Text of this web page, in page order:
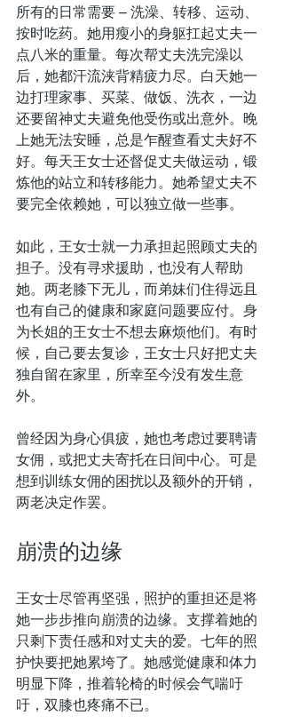
所有的日常需要 – 洗澡、转移、运动、
按时吃药。她用瘦小的身躯扛起丈夫一
点八米的重量。每次帮丈夫洗完澡以
后，她都汗流浃背精疲力尽。白天她一
边打理家事、买菜、做饭、洗衣，一边
还要留神丈夫避免他受伤或出意外。晚
上她无法安睡，总是乍醒查看丈夫好不
好。每天王女士还督促丈夫做运动，锻
炼他的站立和转移能力。她希望丈夫不
要完全依赖她，可以独立做一些事。
如此，王女士就一力承担起照顾丈夫的
担子。没有寻求援助，也没有人帮助
她。两老膝下无儿，而弟妹们住得远且
也有自己的健康和家庭问题要应付。身
为长姐的王女士不想去麻烦他们。有时
候，自己要去复诊，王女士只好把丈夫
独自留在家里，所幸至今没有发生意
外。
曾经因为身心俱疲，她也考虑过要聘请
女佣，或把丈夫寄托在日间中心。可是
想到训练女佣的困扰以及额外的开销，
两老决定作罢。
崩溃的边缘
王女士尽管再坚强，照护的重担还是将
她一步步推向崩溃的边缘。支撑着她的
只剩下责任感和对丈夫的爱。七年的照
护快要把她累垮了。她感觉健康和体力
明显下降，推着轮椅的时候会气喘吁
吁，双膝也疼痛不已。